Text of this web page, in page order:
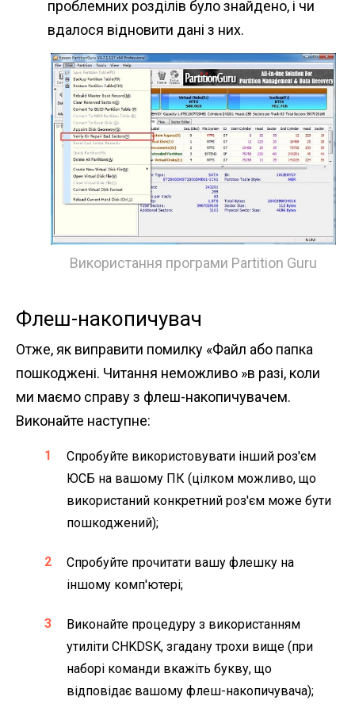
проблемних розділів було знайдено, і чи
вдалося відновити дані з них.
Використання програми Partition Guru
Флеш-накопичувач
Отже, як виправити помилку «Файл або папка
пошкоджені. Читання неможливо »в разі, коли
ми маємо справу з флеш-накопичувачем.
Виконайте наступне:
Спробуйте використовувати інший роз'єм
ЮСБ на вашому ПК (цілком можливо, що
використаний конкретний роз'єм може бути
пошкоджений);
Спробуйте прочитати вашу флешку на
іншому комп'ютері;
Виконайте процедуру з використанням
утиліти CHKDSK, згадану трохи вище (при
наборі команди вкажіть букву, що
відповідає вашому флеш-накопичувача);